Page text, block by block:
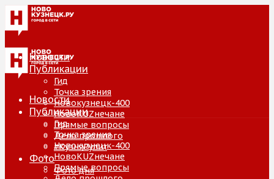
Новости
Публикации
Гид
Точка зрения
Новокузнецк-400
НовоKUZнечане
Прямые вопросы
Дело прошлого
#КузняРулит
Фото
Фото дня
Новости
Публикации
Гид
Точка зрения
Новокузнецк-400
НовоKUZнечане
Прямые вопросы